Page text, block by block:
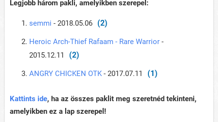
Legjobb három pakli, amelyikben szerepel:
semmi - 2018.05.06 (2)
Heroic Arch-Thief Rafaam - Rare Warrior -
2015.12.11
(2)
ANGRY CHICKEN OTK - 2017.07.11 (1)
Kattints ide, ha az összes paklit meg szeretnéd tekinteni,
amelyikben ez a lap szerepel!